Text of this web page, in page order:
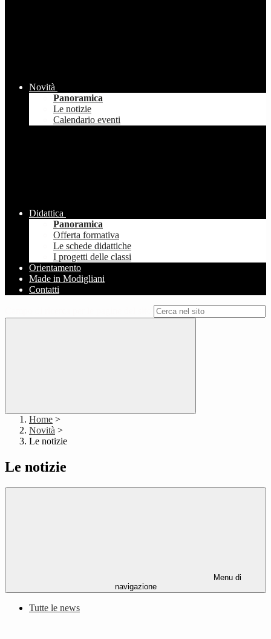
Novità
Panoramica
Le notizie
Calendario eventi
Didattica
Panoramica
Offerta formativa
Le schede didattiche
I progetti delle classi
Orientamento
Made in Modigliani
Contatti
Home >
Novità >
Le notizie
Le notizie
Menu di
navigazione
Tutte le news